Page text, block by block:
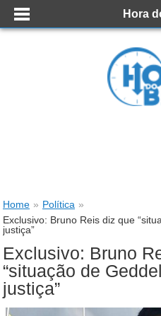
Hora
Home » Política »
Exclusivo: Bruno Reis diz que
justiça”
Exclusivo: Bruno
“situação de
justiça”